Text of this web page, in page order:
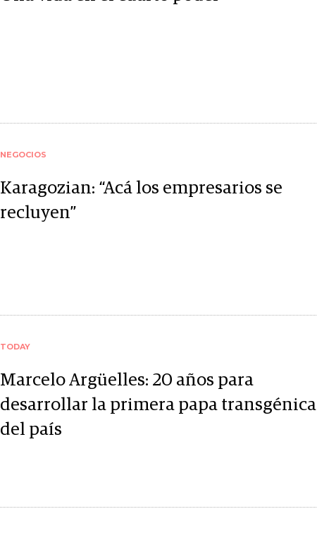
NEGOCIOS
Karagozian: “Acá los empresarios se
recluyen”
TODAY
Marcelo Argüelles: 20 años para
desarrollar la primera papa transgénica
del país